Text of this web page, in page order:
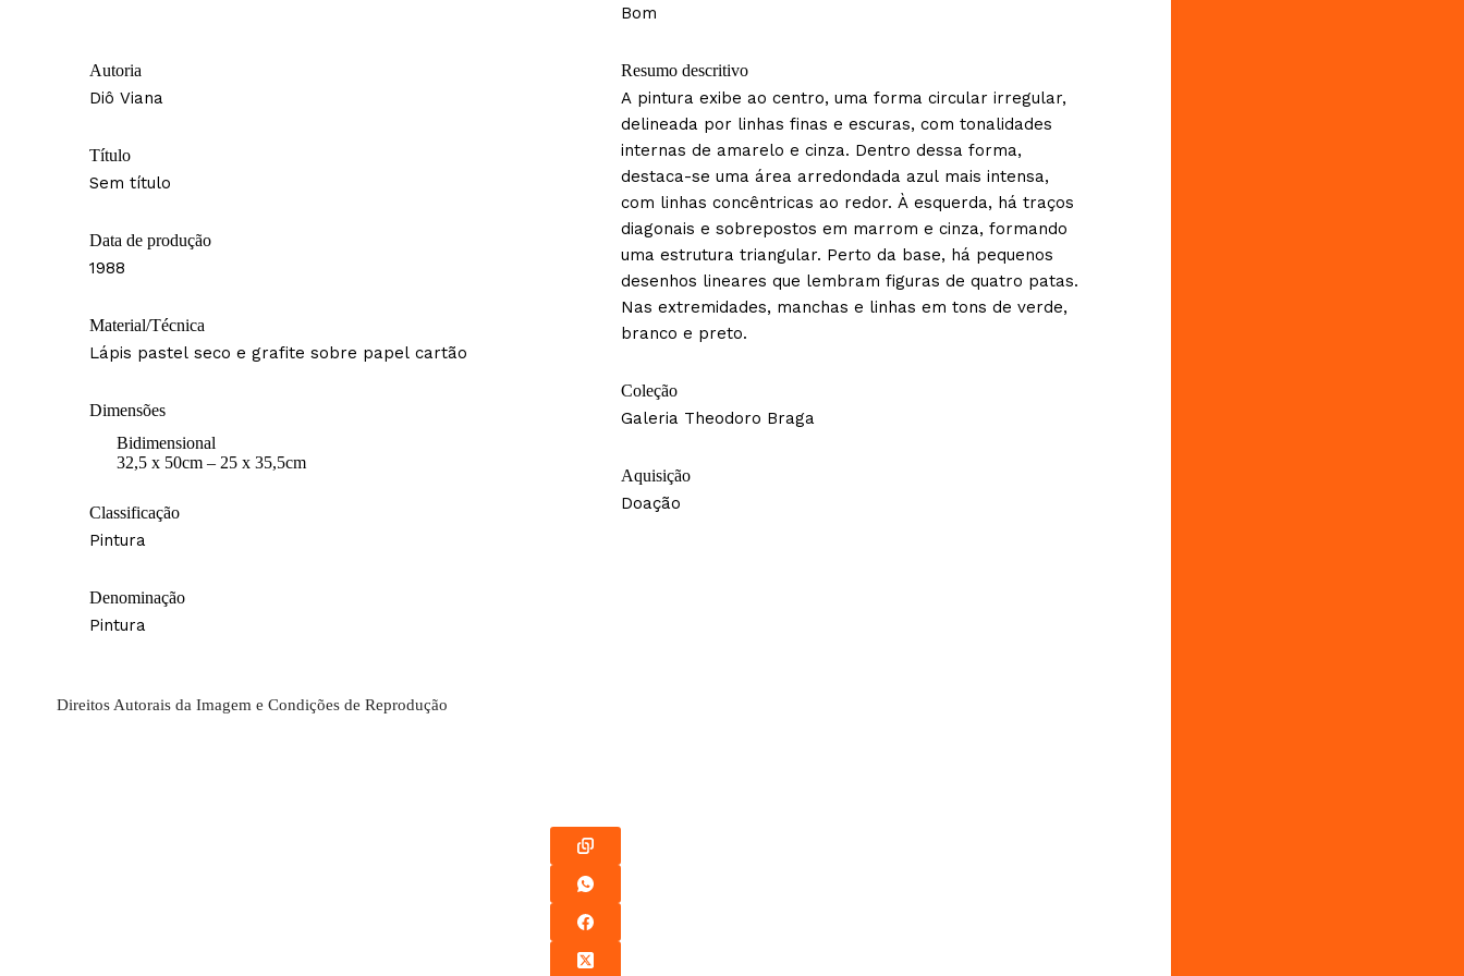
Autoria
Diô Viana
Título
Sem título
Data de produção
1988
Material/Técnica
Lápis pastel seco e grafite sobre papel cartão
Dimensões
Bidimensional
32,5 x 50cm – 25 x 35,5cm
Classificação
Pintura
Denominação
Pintura
Bom
Resumo descritivo
A pintura exibe ao centro, uma forma circular irregular,
delineada por linhas finas e escuras, com tonalidades
internas de amarelo e cinza. Dentro dessa forma,
destaca-se uma área arredondada azul mais intensa,
com linhas concêntricas ao redor. À esquerda, há traços
diagonais e sobrepostos em marrom e cinza, formando
uma estrutura triangular. Perto da base, há pequenos
desenhos lineares que lembram figuras de quatro patas.
Nas extremidades, manchas e linhas em tons de verde,
branco e preto.
Coleção
Galeria Theodoro Braga
Aquisição
Doação
Direitos Autorais da Imagem e Condições de Reprodução